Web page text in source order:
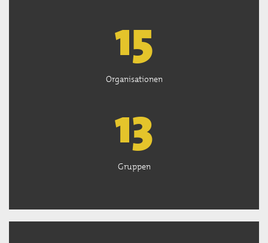
15
Organisationen
13
Gruppen